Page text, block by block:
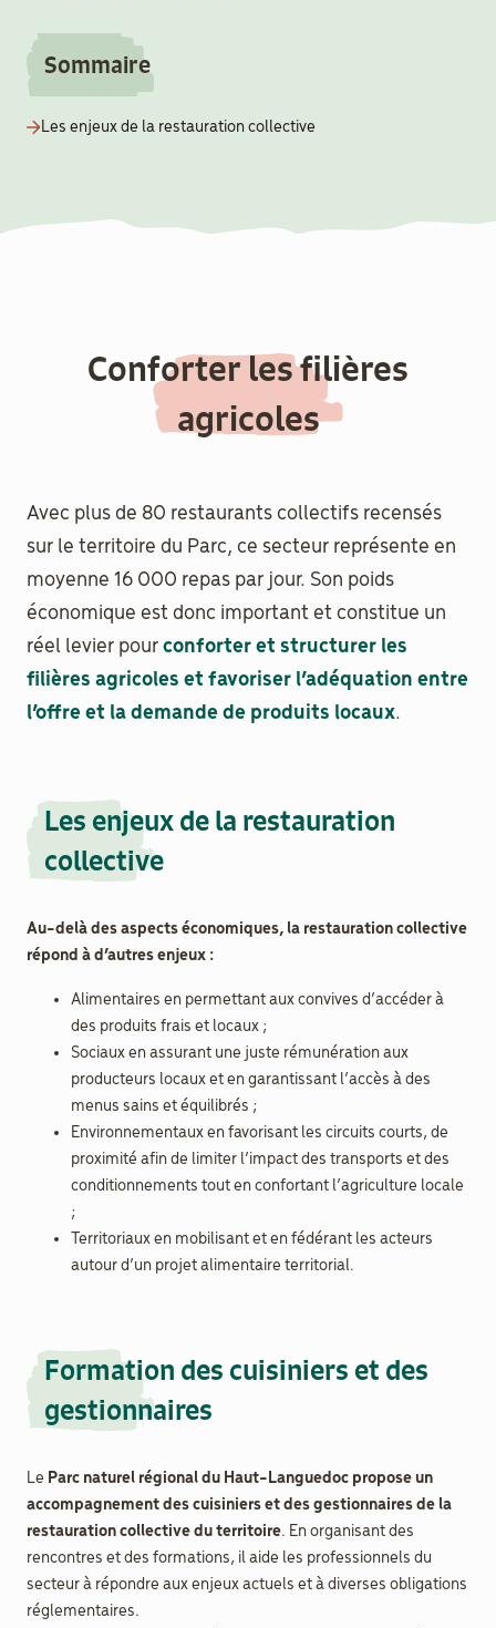
Boulègue
Ton Futur
Secondaire
Actualités
Documenthèque
Sommaire
Les enjeux de la restauration collective
Conforter les filières
agricoles
Avec plus de 80 restaurants collectifs recensés
sur le territoire du Parc, ce secteur représente en
moyenne 16 000 repas par jour. Son poids
économique est donc important et constitue un
réel levier pour conforter et structurer les
filières agricoles et favoriser l’adéquation entre
l’offre et la demande de produits locaux.
Les enjeux de la restauration
collective
Au-delà des aspects économiques, la restauration collective
répond à d’autres enjeux :
Alimentaires en permettant aux convives d’accéder à
des produits frais et locaux ;
Sociaux en assurant une juste rémunération aux
producteurs locaux et en garantissant l’accès à des
menus sains et équilibrés ;
Environnementaux en favorisant les circuits courts, de
proximité afin de limiter l’impact des transports et des
conditionnements tout en confortant l’agriculture locale
;
Territoriaux en mobilisant et en fédérant les acteurs
autour d’un projet alimentaire territorial.
Formation des cuisiniers et des
gestionnaires
Le Parc naturel régional du Haut-Languedoc propose un
accompagnement des cuisiniers et des gestionnaires de la
restauration collective du territoire. En organisant des
rencontres et des formations, il aide les professionnels du
secteur à répondre aux enjeux actuels et à diverses obligations
réglementaires.